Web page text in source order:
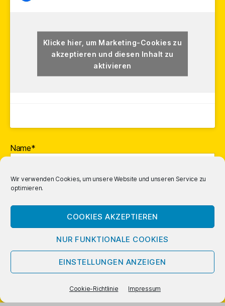
Wir verwenden Cookies, um unsere Website und unseren Service zu
optimieren.
COOKIES AKZEPTIEREN
NUR FUNKTIONALE COOKIES
EINSTELLUNGEN ANZEIGEN
Cookie-Richtlinie Impressum
Klicke hier, um Marketing-Cookies zu
akzeptieren und diesen Inhalt zu
aktivieren
Name*
E-Mail-Adresse*
Mit vorstehendem Logo gekennzeichnete Links und Buchcover
sindAffiliate-Links; Amazon bezahlt uns dafür eine Provision.